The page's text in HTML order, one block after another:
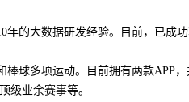
年的大数据研发经验。目前，已成
棒球多项运动。目前拥有两款APP
级业余赛事等。